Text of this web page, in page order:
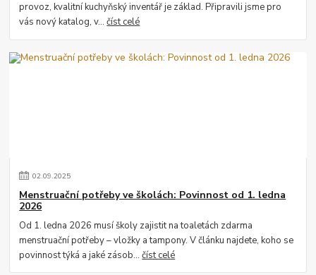
provoz, kvalitní kuchyňský inventář je základ. Připravili jsme pro
vás nový katalog, v...číst celé
02.09.2025
Menstruační potřeby ve školách: Povinnost od 1. ledna
2026
Od 1. ledna 2026 musí školy zajistit na toaletách zdarma
menstruační potřeby – vložky a tampony. V článku najdete, koho se
povinnost týká a jaké zásob...číst celé